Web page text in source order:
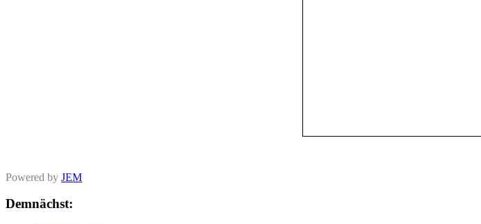
Powered by JEM
Demnächst: